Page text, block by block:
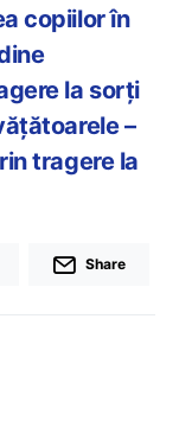
copiilor în
la sorți
–
tragere la
Share